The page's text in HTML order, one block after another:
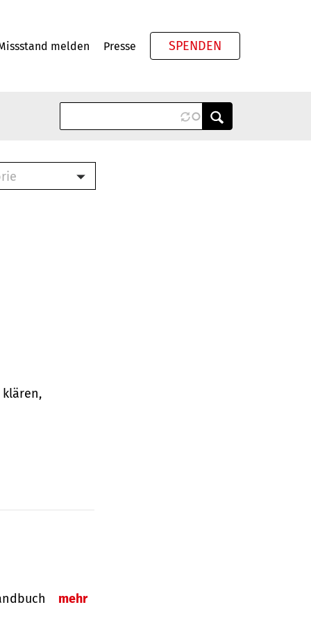
melden Presse SPENDEN
(RTF)
(PDF)
klären,
mehr